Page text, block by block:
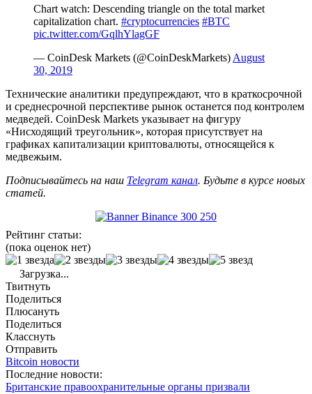
Chart watch: Descending triangle on the total market
capitalization chart. #cryptocurrencies #BTC
pic.twitter.com/GqlhYlagGF
— CoinDesk Markets (@CoinDeskMarkets) August
30, 2019
Технические аналитики предупреждают, что в краткосрочной
и среднесрочной перспективе рынок останется под контролем
медведей. CoinDesk Markets указывает на фигуру
«Нисходящий треугольник», которая присутствует на
графиках капитализации криптовалюты, относящейся к
медвежьим.
Подписывайтесь на наш Telegram канал. Будьте в курсе новых
статей.
Рейтинг статьи:
(пока оценок нет)
Загрузка...
Твитнуть
Поделиться
Плюсануть
Поделиться
Класснуть
Отправить
Bitcoin новости
Последние новости:
Британские правоохранительные органы призвали